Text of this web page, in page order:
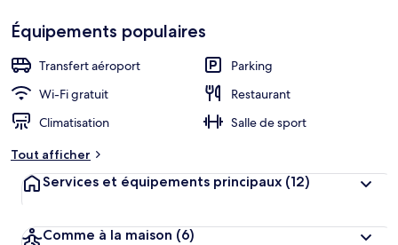
Équipements populaires
Transfert aéroport
Parking
Wi-Fi gratuit
Restaurant
Climatisation
Salle de sport
Tout afficher
Services et équipements principaux (12)
Comme à la maison (6)